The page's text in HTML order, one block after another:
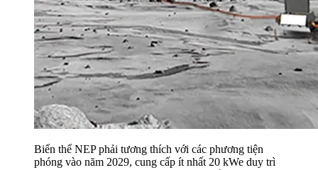
Biến thể NEP phải tương thích với các phương tiện
phóng vào năm 2029, cung cấp ít nhất 20 kWe duy trì